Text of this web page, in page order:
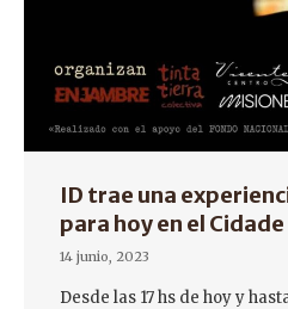
ID trae una
para hoy en el Cidade
14 junio, 2023
Desde las 17 hs de hoy y